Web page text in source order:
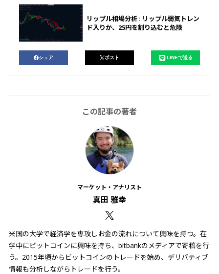
リップル相場分析 : リップル弱気トレン
ド入りか、25円を割り込むと危険
シェア ポスト LINEで送る
この記事の著者
マーケット・アナリスト
真田 雅幸
米国の大学で経済学を専攻しお金の流れについて興味を持つ。在
学中にビットコインに興味を持ち、bitbankのメディアで寄稿を行
う。2015年頃からビットコインのトレードを始め、デリバティブ
情報も分析しながらトレードを行う。